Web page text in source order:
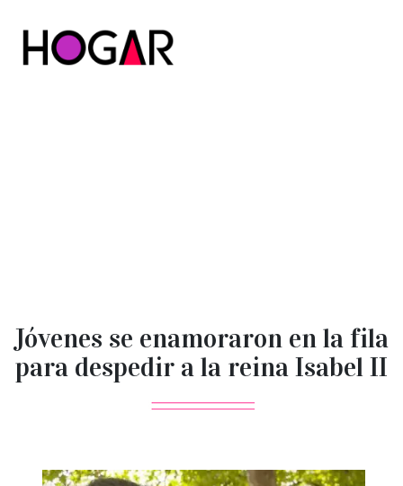
Jóvenes se enamoraron en la fila
para despedir a la reina Isabel II